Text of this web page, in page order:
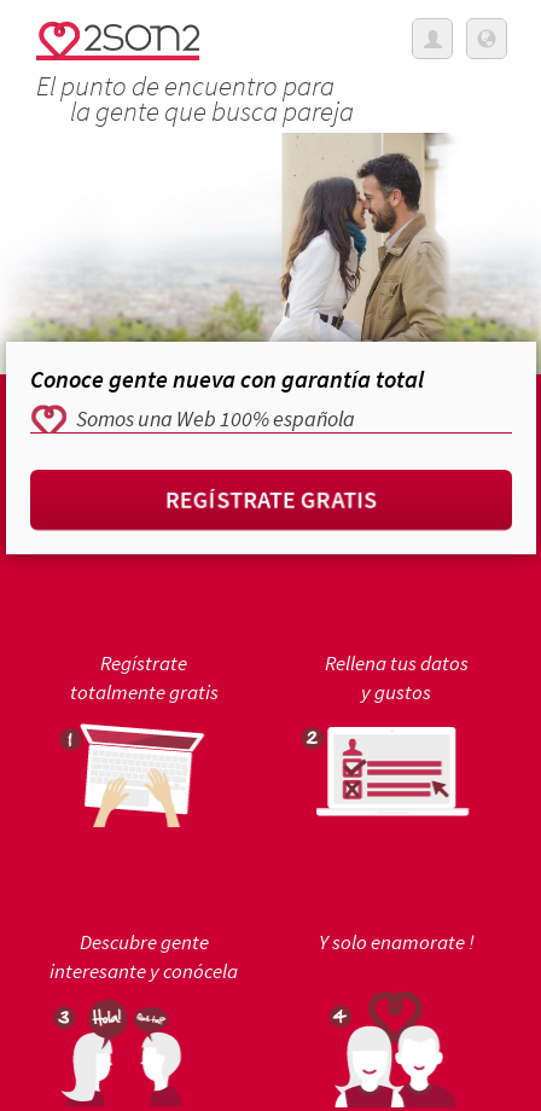
El punto de encuentro para
la gente que busca pareja
Conoce gente nueva con garantía total
Somos una Web 100% española
REGÍSTRATE GRATIS
Regístrate
totalmente gratis
Rellena tus datos
y gustos
Descubre gente
interesante y conócela
Y solo enamorate !